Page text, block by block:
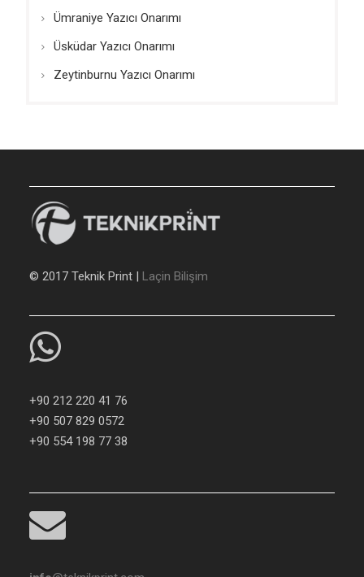
Ümraniye Yazıcı Onarımı
Üsküdar Yazıcı Onarımı
Zeytinburnu Yazıcı Onarımı
© 2017 Teknik Print | Laçin Bilişim
+90 212 220 41 76
+90 507 829 0572
+90 554 198 77 38